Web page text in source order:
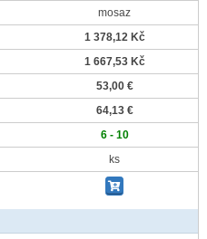
mosaz
1 378,12 Kč
1 667,53 Kč
53,00 €
64,13 €
6 - 10
ks